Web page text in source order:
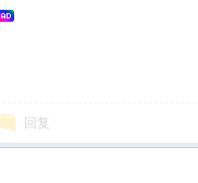
回复